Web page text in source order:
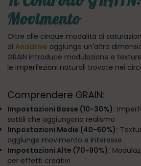
Movimento
Oltre alle cinque modalità di
di Anadrive aggiunge un'altra
GRAIN introduce modulazione e
le imperfezioni naturali trovate nei
Comprendere GRAIN:
Impostazioni Basse (10-30%):
sottili che aggiungono realismo
Impostazioni Medie (40-60%):
aggiunge movimento e interesse
Impostazioni Alte (70-90%):
per effetti creativi